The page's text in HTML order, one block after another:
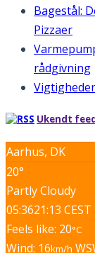
Bagestål:
Pizzaer
rådgivning
Ukendt
Aarhus, DK
20°
Partly Cloudy
05:3621:13 CEST
Feels like: 20°C
Wind: 16km/h